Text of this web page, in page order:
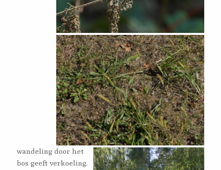
wandeling door het
bos geeft verkoeling.